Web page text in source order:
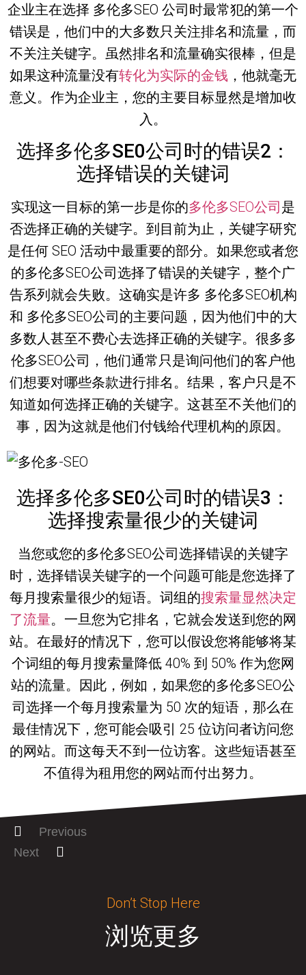
企业主在选择 多伦多SEO 公司时最常犯的第一个
错误是，他们中的大多数只关注排名和流量，而
不关注关键字。虽然排名和流量确实很棒，但是
如果这种流量没有转化为实际的金钱 ，他就毫无
意义。作为企业主，您的主要目标显然是增加收
入。
选择多伦多SE0公司时的错误2：
选择错误的关键词
实现这一目标的第一步是你的多伦多SEO公司是
否选择正确的关键字。到目前为止，关键字研究
是任何 SEO 活动中最重要的部分。如果您或者您
的多伦多SEO公司选择了错误的关键字，整个广
告系列就会失败。这确实是许多 多伦多SEO机构
和 多伦多SEO公司的主要问题，因为他们中的大
多数人甚至不费心去选择正确的关键字。很多多
伦多SEO公司，他们通常只是询问他们的客户他
们想要对哪些条款进行排名。结果，客户只是不
知道如何选择正确的关键字。这甚至不关他们的
事，因为这就是他们付钱给代理机构的原因。
选择多伦多SE0公司时的错误3：
选择搜索量很少的关键词
当您或您的多伦多SEO公司选择错误的关键字
时，选择错误关键字的一个问题可能是您选择了
每月搜索量很少的短语。词组的搜索量显然决定
了流量。一旦您为它排名，它就会发送到您的网
站。在最好的情况下，您可以假设您将能够将某
个词组的每月搜索量降低 40% 到 50% 作为您网
站的流量。因此，例如，如果您的多伦多SEO公
司选择一个每月搜索量为 50 次的短语，那么在
最佳情况下，您可能会吸引 25 位访问者访问您
的网站。而这每天不到一位访客。这些短语甚至
不值得为租用您的网站而付出努力。
Previous
Next
Don’t Stop Here
浏览更多